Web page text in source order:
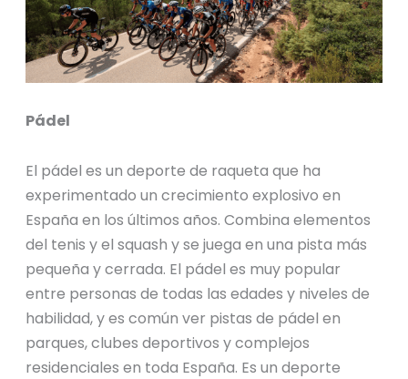
Pádel
El pádel es un deporte de raqueta que ha
experimentado un crecimiento explosivo en
España en los últimos años. Combina elementos
del tenis y el squash y se juega en una pista más
pequeña y cerrada. El pádel es muy popular
entre personas de todas las edades y niveles de
habilidad, y es común ver pistas de pádel en
parques, clubes deportivos y complejos
residenciales en toda España. Es un deporte